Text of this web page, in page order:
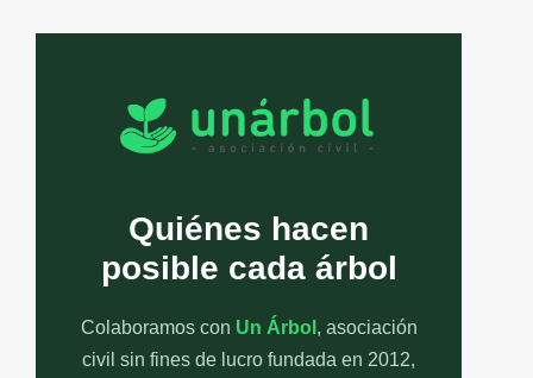
Quiénes hacen
posible cada árbol
Colaboramos con Un Árbol , asociación
civil sin fines de lucro fundada en 2012,